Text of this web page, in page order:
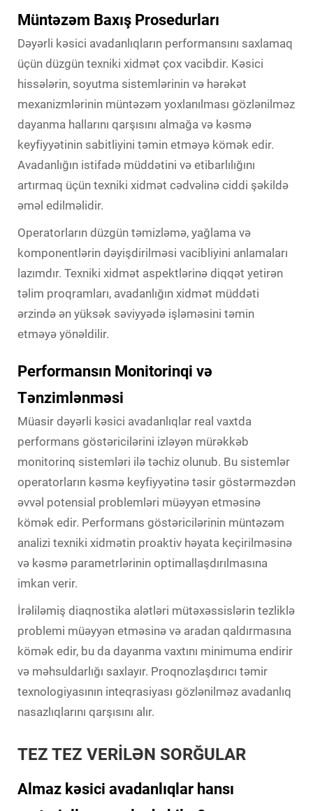
Müntəzəm Baxış Prosedurları
Dəyərli kəsici avadanlıqların performansını saxlamaq
üçün düzgün texniki xidmət çox vacibdir. Kəsici
hissələrin, soyutma sistemlərinin və hərəkət
mexanizmlərinin müntəzəm yoxlanılması gözlənilməz
dayanma hallarını qarşısını almağa və kəsmə
keyfiyyətinin sabitliyini təmin etməyə kömək edir.
Avadanlığın istifadə müddətini və etibarlılığını
artırmaq üçün texniki xidmət cədvəlinə ciddi şəkildə
əməl edilməlidir.
Operatorların düzgün təmizləmə, yağlama və
komponentlərin dəyişdirilməsi vacibliyini anlamaları
lazımdır. Texniki xidmət aspektlərinə diqqət yetirən
təlim proqramları, avadanlığın xidmət müddəti
ərzində ən yüksək səviyyədə işləməsini təmin
etməyə yönəldilir.
Performansın Monitorinqi və
Tənzimlənməsi
Müasir dəyərli kəsici avadanlıqlar real vaxtda
performans göstəricilərini izləyən mürəkkəb
monitorinq sistemləri ilə təchiz olunub. Bu sistemlər
operatorların kəsmə keyfiyyətinə təsir göstərməzdən
əvvəl potensial problemləri müəyyən etməsinə
kömək edir. Performans göstəricilərinin müntəzəm
analizi texniki xidmətin proaktiv həyata keçirilməsinə
və kəsmə parametrlərinin optimallaşdırılmasına
imkan verir.
İrəliləmiş diaqnostika alətləri mütəxəssislərin tezliklə
problemi müəyyən etməsinə və aradan qaldırmasına
kömək edir, bu da dayanma vaxtını minimuma endirir
və məhsuldarlığı saxlayır. Proqnozlaşdırıcı təmir
texnologiyasının inteqrasiyası gözlənilməz avadanlıq
nasazlıqlarını qarşısını alır.
TEZ TEZ VERİLƏN SORĞULAR
Almaz kəsici avadanlıqlar hansı